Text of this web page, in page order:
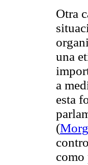
Otra
una
a
esta
(
como